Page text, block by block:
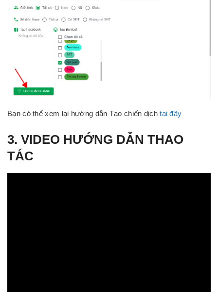
Bạn có thể xem lại hướng dẫn Tạo chiến dịchtại đây
3. VIDEO HƯỚNG DẪN THAO
TÁC